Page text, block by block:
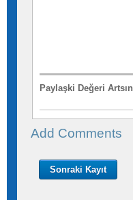
Paylaşki Değeri Artsın
Add Comments
Sonraki Kayıt